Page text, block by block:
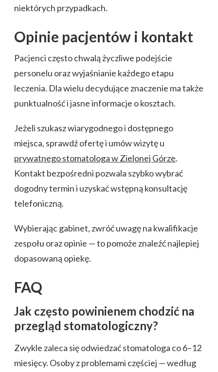
niektórych przypadkach.
Opinie pacjentów i kontakt
Pacjenci często chwalą życzliwe podejście
personelu oraz wyjaśnianie każdego etapu
leczenia. Dla wielu decydujące znaczenie ma także
punktualność i jasne informacje o kosztach.
Jeżeli szukasz wiarygodnego i dostępnego
miejsca, sprawdź ofertę i umów wizytę u
prywatnego stomatologa w Zielonej Górze.
Kontakt bezpośredni pozwala szybko wybrać
dogodny termin i uzyskać wstępną konsultację
telefoniczną.
Wybierając gabinet, zwróć uwagę na kwalifikacje
zespołu oraz opinie — to pomoże znaleźć najlepiej
dopasowaną opiekę.
FAQ
Jak często powinienem chodzić na
przegląd stomatologiczny?
Zwykle zaleca się odwiedzać stomatologa co 6–12
miesięcy. Osoby z problemami częściej — według